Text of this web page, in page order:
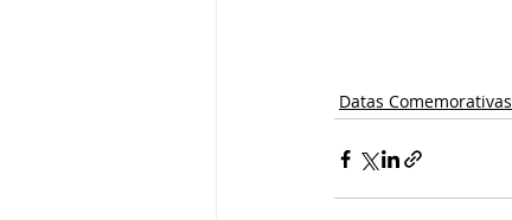
Datas Comemorativas